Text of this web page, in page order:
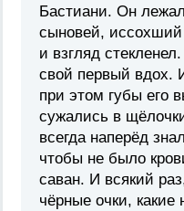
Бастиани. Он
сыновей, иссохший
и взгляд
свой первый вдох.
при этом губы его
сужались в
всегда наперёд
чтобы не было
саван. И всякий
чёрные очки,